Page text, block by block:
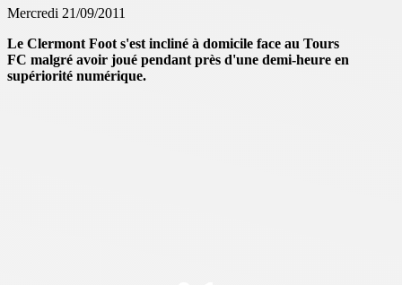
Mercredi 21/09/2011
Le Clermont Foot s'est incliné à domicile face au Tours
FC malgré avoir joué pendant près d'une demi-heure en
supériorité numérique.